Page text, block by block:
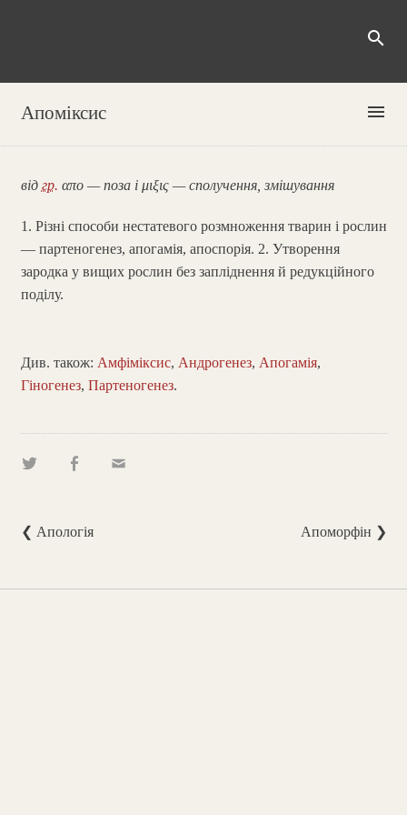
search
Апоміксис menu
від гр. απο — поза і μιξις — сполучення, змішування
1. Різні способи нестатевого розмноження тварин і рослин
— партеногенез, апогамія, апоспорія. 2. Утворення
зародка у вищих рослин без запліднення й редукційного
поділу.
Див. також: Амфіміксис, Андрогенез, Апогамія,
Гіногенез, Партеногенез.
❮ Апологія Апоморфін ❯